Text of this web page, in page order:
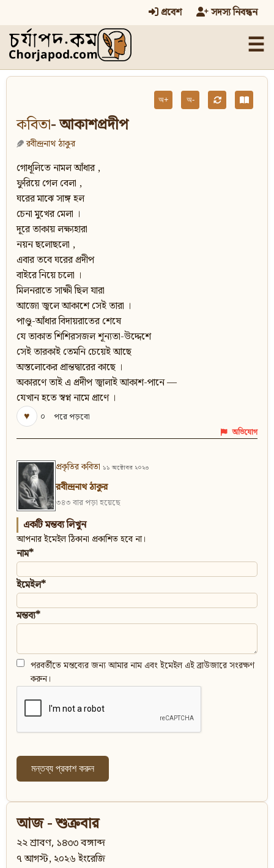
প্রবেশ সদস্য নিবন্ধন
☰
অ+ অ-
কবিতা- আকাশপ্রদীপ
রবীন্দ্রনাথ ঠাকুর
গোধূলিতে নামল আঁধার ,
ফুরিয়ে গেল বেলা ,
ঘরের মাঝে সাঙ্গ হল
চেনা মুখের মেলা ।
দূরে তাকায় লক্ষ্যহারা
নয়ন ছলোছলো ,
এবার তবে ঘরের প্রদীপ
বাইরে নিয়ে চলো ।
মিলনরাতে সাক্ষী ছিল যারা
আজো জ্বলে আকাশে সেই তারা ।
পাণ্ডু-আঁধার বিদায়রাতের শেষে
যে তাকাত শিশিরসজল শূন্যতা-উদ্দেশে
সেই তারকাই তেমনি চেয়েই আছে
অস্তলোকের প্রান্তদ্বারের কাছে ।
অকারণে তাই এ প্রদীপ জ্বালাই আকাশ-পানে —
যেখান হতে স্বপ্ন নামে প্রাণে ।
♥
০ পরে পড়বো
অভিযোগ
প্রকৃতির কবিতা ১১ অক্টোবর ২০২৩
রবীন্দ্রনাথ ঠাকুর
৩৪৩ বার পড়া হয়েছে
একটি মন্তব্য লিখুন
আপনার ইমেইল ঠিকানা প্রকাশিত হবে না।
নাম*
ইমেইল*
মন্তব্য*
পরবর্তীতে মন্তব্যের জন্য আমার নাম এবং ইমেইল এই ব্রাউজারে সংরক্ষণ
করুন।
আজ - শুক্রবার
২২ শ্রাবণ, ১৪৩৩ বঙ্গাব্দ
৭ আগস্ট, ২০২৬ ইংরেজি